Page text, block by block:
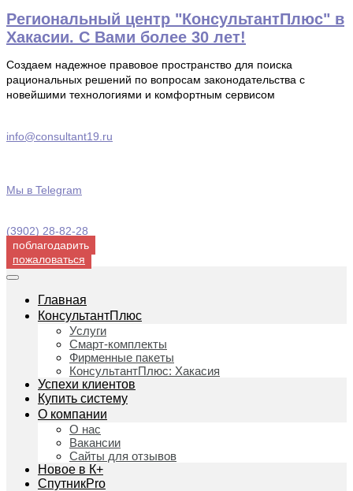
Перейти
к
содержимому
Региональный центр "КонсультантПлюс" в
Хакасии. С Вами более 30 лет!
Создаем надежное правовое пространство для поиска
рациональных решений по вопросам законодательства с
новейшими технологиями и комфортным сервисом
info@consultant19.ru
Мы в Telegram
(3902) 28-82-28
поблагодарить
пожаловаться
Главная
КонсультантПлюс
Услуги
Смарт-комплекты
Фирменные пакеты
КонсультантПлюс: Хакасия
Успехи клиентов
Купить систему
О компании
О нас
Вакансии
Сайты для отзывов
Новое в К+
СпутникPro